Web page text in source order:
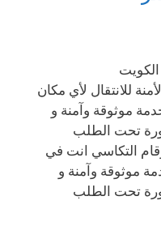
الكويت
الأمنة للانتقال لأي مكان
موثوقة وآمنة و
تحت الطلب
التكاسي انت في
موثوقة وآمنة و
تحت الطلب